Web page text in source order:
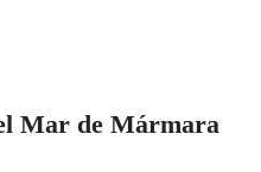
Mar de Mármara